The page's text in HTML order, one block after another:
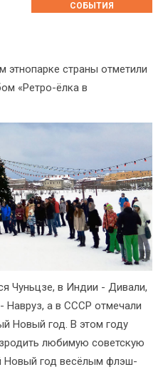
СОБЫТИЯ
этнопарке страны отметили
«Ретро-ёлка в
Чуньцзе, в Индии - Дивали,
Навруз, а в СССР отмечали
Новый год. В этом году
любимую советскую
Новый год весёлым флэш-